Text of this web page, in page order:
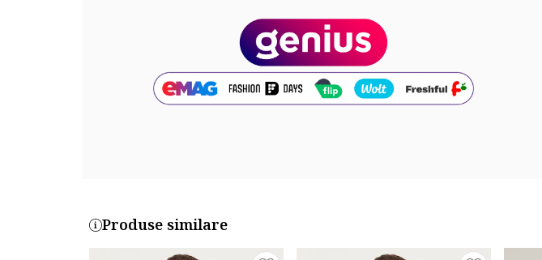
Produse similare